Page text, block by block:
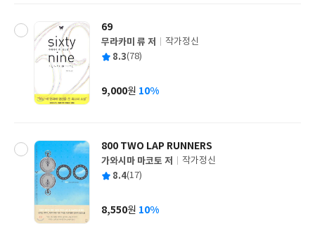
69
글
쓴
무라카미 류 저
출
사
작가정신
평 8.3(78)
가
9,000원 10%
800 TWO LAP RUNNERS
글
쓴
가와시마 마코토 저
출
사
작가정신
평 8.4(17)
가
8,550원 10%